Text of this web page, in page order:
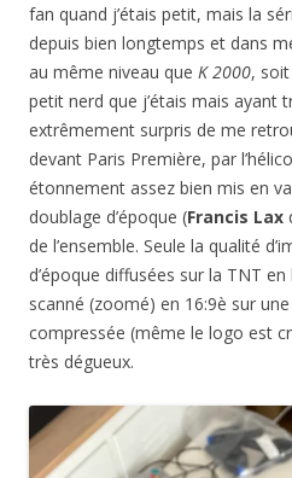
fan quand j’étais petit, mais la
depuis bien longtemps et dans
au même niveau que K 2000,
petit nerd que j’étais mais ayant
extrêmement surpris de me
devant Paris Première, par
étonnement assez bien mis en
doublage d’époque (Francis Lax
de l’ensemble. Seule la qualité
d’époque diffusées sur la TNT
scanné (zoomé) en 16:9è sur
compressée (même le logo est
très dégueux.